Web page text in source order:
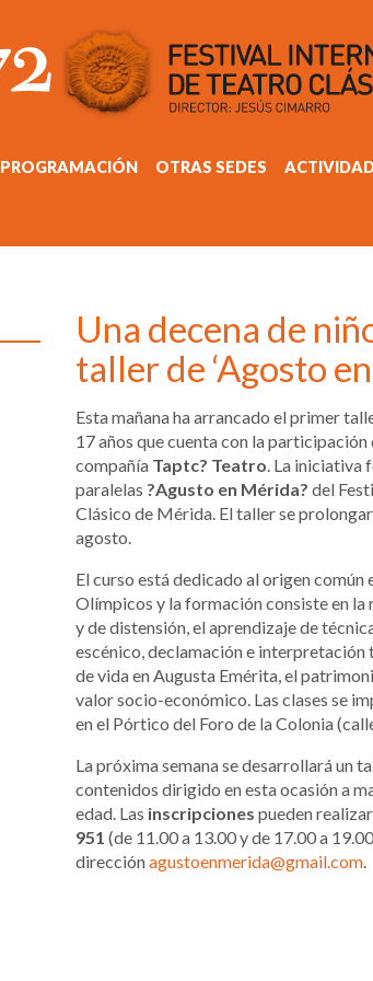
PROGRAMACIÓN OTRAS SEDES
Una decena de
taller de ‘Agosto
Esta mañana ha arrancado el primer
17 años que cuenta con la
compañía Taptc? Teatro . La
paralelas ?Agusto en Mérida? del
Clásico de Mérida. El taller se
agosto.
El curso está dedicado al origen común
Olímpicos y la formación consiste en
y de distensión, el aprendizaje de
escénico, declamación e
de vida en Augusta Emérita, el
valor socio-económico. Las clases se
en el Pórtico del Foro de la Colonia
La próxima semana se desarrollará un
contenidos dirigido en esta ocasión a
edad. Las inscripciones pueden
951 (de 11.00 a 13.00 y de 17.00 a
direcciónagustoenmerida@gmail.com